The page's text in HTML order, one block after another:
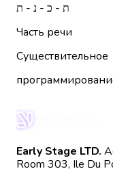
ת - כ - נ - ת
Часть речи
Существительное
Early Stage LTD.
Room 303, Ile Du